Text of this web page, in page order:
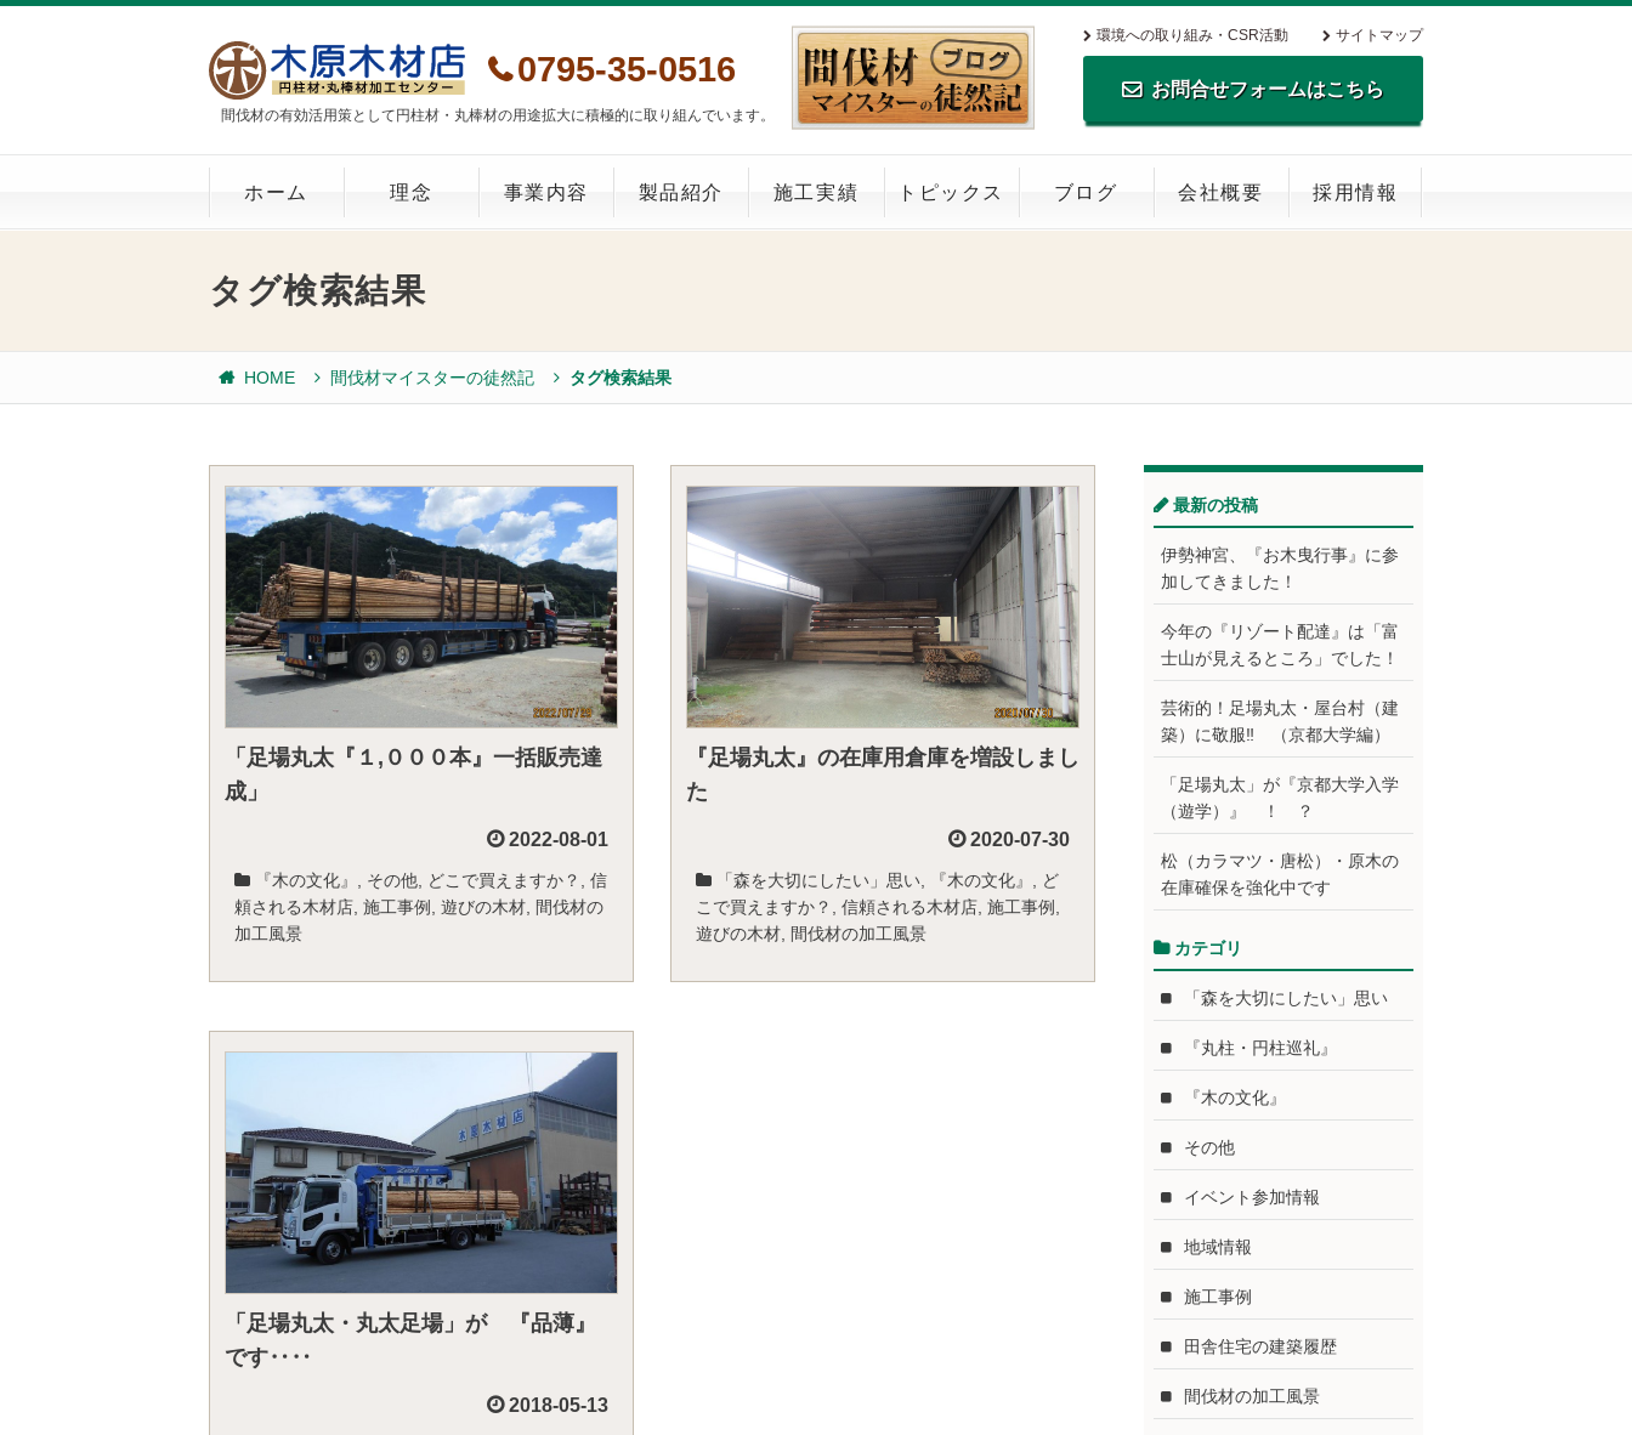
間伐材の有効活用策として円柱材・丸棒材の用途拡大に積極的に取り組んでいます。
0795-35-0516
環境への取り組み・CSR活動 サイトマップ
お問合せフォームはこちら
TEL.0795-35-0516 FAX.0795-35-
0269
ホーム 理念 事業内容 製品紹介 施工実績 トピックス ブログ 会社概要 採用情報
タグ検索結果
HOME 間伐材マイスターの徒然記 タグ検索結果
「足場丸太『１,０００本』一括販売達
成」
2022-08-01
『木の文化』 その他 どこで買えますか？
信
頼される木材店 施工事例 遊びの木材
間伐材の
加工風景
『足場丸太』の在庫用倉庫を増設しまし
た
2020-07-30
「森を大切にしたい」思い 『木の文化』
ど
こで買えますか？
信頼される木材店 施工事例
遊びの木材
間伐材の加工風景
「足場丸太・丸太足場」が 『品薄』
です‥‥
2018-05-13
最新の投稿
伊勢神宮、『お木曳行事』に参
加してきました！
今年の『リゾート配達』は「富
士山が見えるところ」でした！
芸術的！足場丸太・屋台村（建
築）に敬服‼ （京都大学編）
「足場丸太」が『京都大学入学
（遊学）』 ！ ？
松（カラマツ・唐松）・原木の
在庫確保を強化中です
カテゴリ
「森を大切にしたい」思い
『丸柱・円柱巡礼』
『木の文化』
その他
イベント参加情報
地域情報
施工事例
田舎住宅の建築履歴
間伐材の加工風景